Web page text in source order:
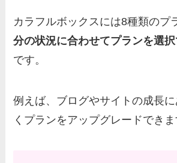
カラフルボックスには8種類のプ
分の状況に合わせてプランを選
です。
例えば、ブログやサイトの成長
くプランをアップグレードできま